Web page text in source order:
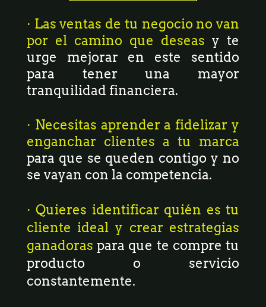
· Las ventas de tu negocio no van
por el camino que deseas y te
urge mejorar en este sentido
para tener una mayor
tranquilidad financiera.
· Necesitas aprender a fidelizar y
enganchar clientes a tu marca
para que se queden contigo y no
se vayan con la competencia.
· Quieres identificar quién es tu
cliente ideal y crear estrategias
ganadoras para que te compre tu
producto o servicio
constantemente.